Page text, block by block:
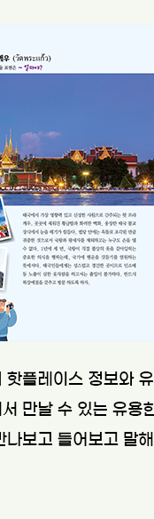
~(기술, 능력)할 수 있어?
도
더
다
다
, 방금